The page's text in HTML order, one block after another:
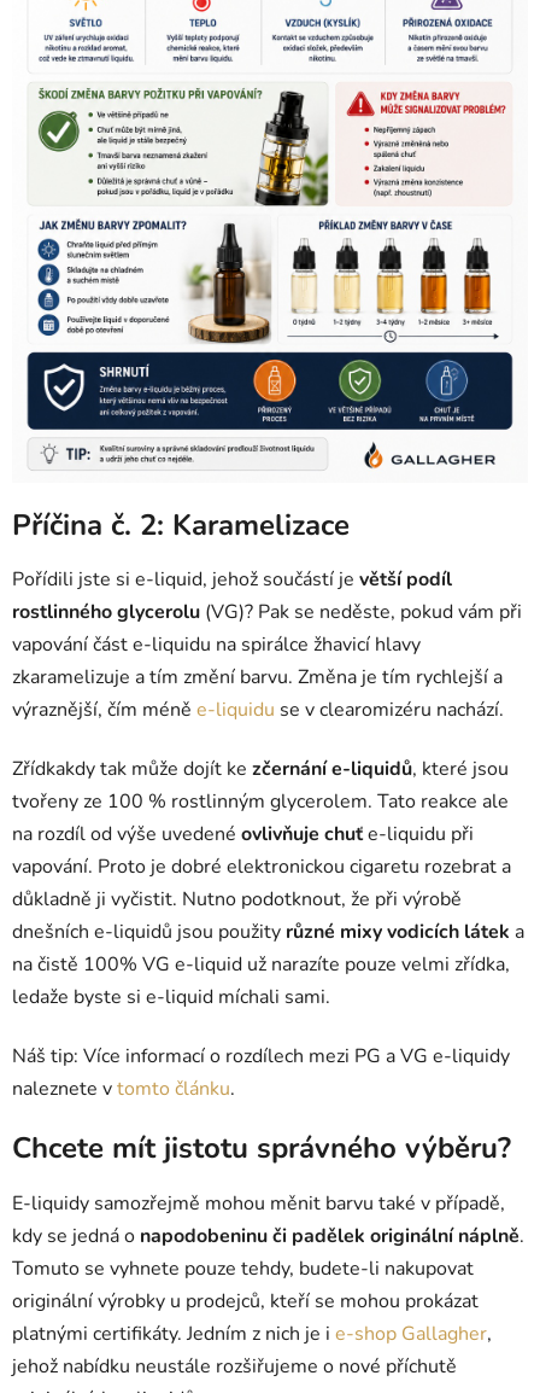
Příčina č. 2: Karamelizace
Pořídili jste si e-liquid, jehož součástí je větší podíl
rostlinného glycerolu (VG)? Pak se neděste, pokud vám při
vapování část e-liquidu na spirálce žhavicí hlavy
zkaramelizuje a tím změní barvu. Změna je tím rychlejší a
výraznější, čím méně e-liquidu se v clearomizéru nachází.
Zřídkakdy tak může dojít ke zčernání e-liquidů, které jsou
tvořeny ze 100 % rostlinným glycerolem. Tato reakce ale
na rozdíl od výše uvedené ovlivňuje chuťe-liquidu při
vapování. Proto je dobré elektronickou cigaretu rozebrat a
důkladně ji vyčistit. Nutno podotknout, že při výrobě
dnešních e-liquidů jsou použity různé mixy vodicích látek a
na čistě 100% VG e-liquid už narazíte pouze velmi zřídka,
ledaže byste si e-liquid míchali sami.
Náš tip: Více informací o rozdílech mezi PG a VG e-liquidy
naleznete vtomto článku.
Chcete mít jistotu správného výběru?
E-liquidy samozřejmě mohou měnit barvu také v případě,
kdy se jedná o napodobeninu či padělek originální náplně.
Tomuto se vyhnete pouze tehdy, budete-li nakupovat
originální výrobky u prodejců, kteří se mohou prokázat
platnými certifikáty. Jedním z nich je i e-shop Gallagher,
jehož nabídku neustále rozšiřujeme o nové příchutě